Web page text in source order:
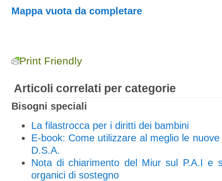
Mappa vuota da completare
Print Friendly
Articoli correlati per categorie
Bisogni speciali
La filastrocca per i diritti dei bambini
E-book: Come utilizzare al meglio le
D.S.A.
Nota di chiarimento del Miur sul P.A.I e
organici di sostegno